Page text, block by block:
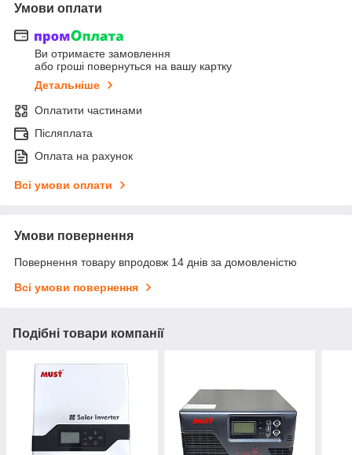
Умови оплати
Ви отримаєте замовлення
або гроші повернуться на вашу картку
Детальніше
Оплатити частинами
Післяплата
Оплата на рахунок
Всі умови оплати
Умови повернення
Повернення товару впродовж 14 днів за домовленістю
Всі умови повернення
Подібні товари компанії